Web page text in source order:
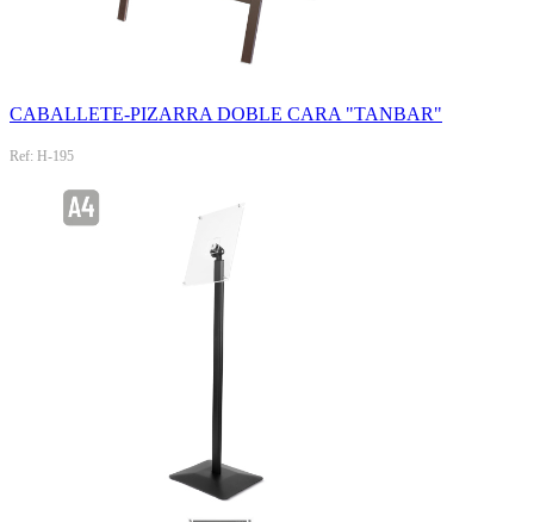
CABALLETE-PIZARRA DOBLE CARA "TANBAR"
Ref: H-195